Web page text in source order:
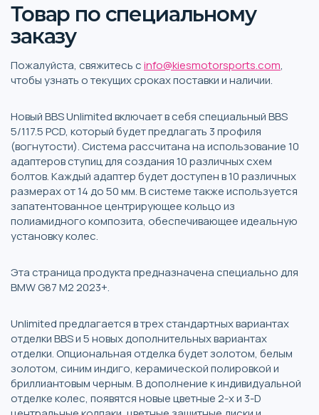
Товар по специальному
заказу
Пожалуйста, свяжитесь сinfo@kiesmotorsports.com,
чтобы узнать о текущих сроках поставки и наличии.
Новый BBS Unlimited включает в себя специальный BBS
5/117.5 PCD, который будет предлагать 3 профиля
(вогнутости). Система рассчитана на использование 10
адаптеров ступиц для создания 10 различных схем
болтов. Каждый адаптер будет доступен в 10 различных
размерах от 14 до 50 мм. В системе также используется
запатентованное центрирующее кольцо из
полиамидного композита, обеспечивающее идеальную
установку колес.
Эта страница продукта предназначена специально для
BMW G87 M2 2023+.
Unlimited предлагается в трех стандартных вариантах
отделки BBS и 5 новых дополнительных вариантах
отделки. Опциональная отделка будет золотом, белым
золотом, синим индиго, керамической полировкой и
бриллиантовым черным. В дополнение к индивидуальной
отделке колес, появятся новые цветные 2-х и 3-D